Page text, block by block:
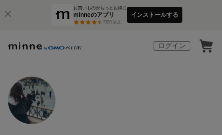
お買いものがもっとお得に
minneのアプリ
3万件以上
インストールする
ログイン